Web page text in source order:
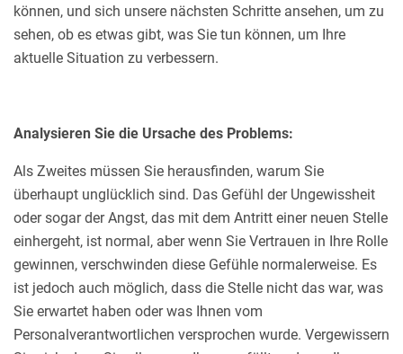
können, und sich unsere nächsten Schritte ansehen, um zu
sehen, ob es etwas gibt, was Sie tun können, um Ihre
aktuelle Situation zu verbessern.
Analysieren Sie die Ursache des Problems:
Als Zweites müssen Sie herausfinden, warum Sie
überhaupt unglücklich sind. Das Gefühl der Ungewissheit
oder sogar der Angst, das mit dem Antritt einer neuen Stelle
einhergeht, ist normal, aber wenn Sie Vertrauen in Ihre Rolle
gewinnen, verschwinden diese Gefühle normalerweise. Es
ist jedoch auch möglich, dass die Stelle nicht das war, was
Sie erwartet haben oder was Ihnen vom
Personalverantwortlichen versprochen wurde. Vergewissern